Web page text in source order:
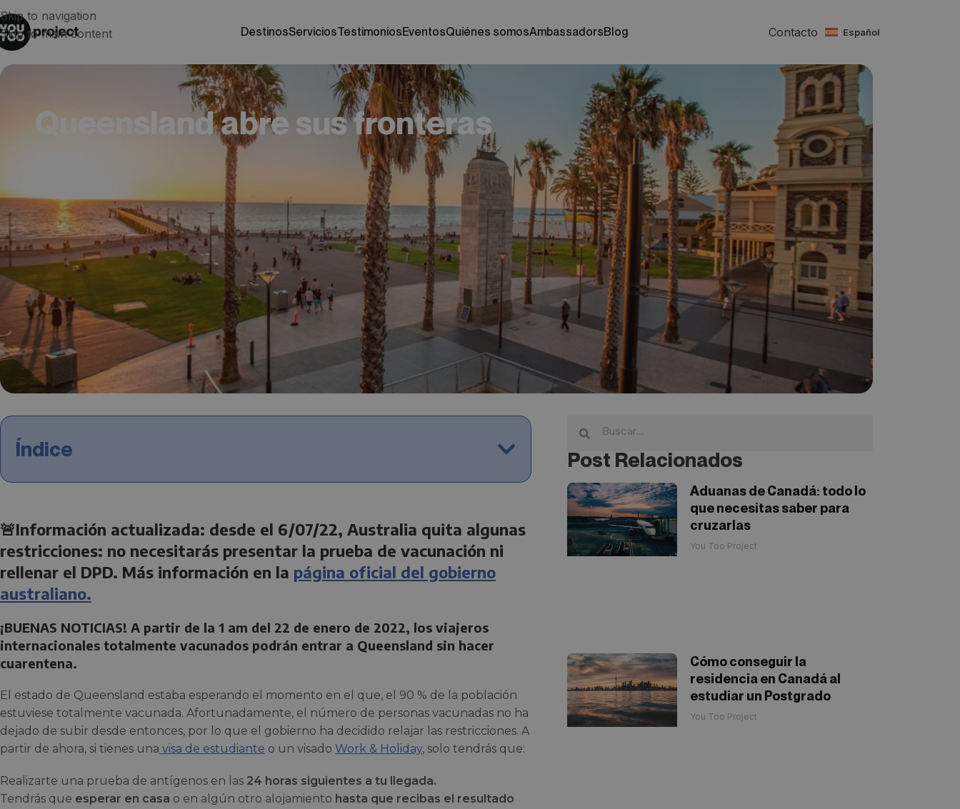
Skip to navigation
Skip to main content
destinos servicios testimonios eventos quiénes somos ambassadors blog Contacto español
Queensland abre sus fronteras
Índice
🚨Información actualizada: desde el 6/07/22, Australia quita algunas
restricciones: no necesitarás presentar la prueba de vacunación ni
rellenar el DPD. Más información en la página oficial del gobierno
australiano.
¡BUENAS NOTICIAS! A partir de la 1 am del 22 de enero de 2022, los viajeros
internacionales totalmente vacunados podrán entrar a Queensland sin hacer
cuarentena.
El estado de Queensland estaba esperando el momento en el que, el 90 % de la población
estuviese totalmente vacunada. Afortunadamente, el número de personas vacunadas no ha
dejado de subir desde entonces, por lo que el gobierno ha decidido relajar las restricciones. A
partir de ahora, si tienes una visa de estudiante o un visado Work & Holiday, solo tendrás que:
Realizarte una prueba de antígenos en las 24 horas siguientes a tu llegada.
Tendrás que esperar en casa o en algún otro alojamiento hasta que recibas el resultado
Post Relacionados
Aduanas de Canadá: todo lo
que necesitas saber para
cruzarlas
You Too Project
Cómo conseguir la
residencia en Canadá al
estudiar un Postgrado
You Too Project